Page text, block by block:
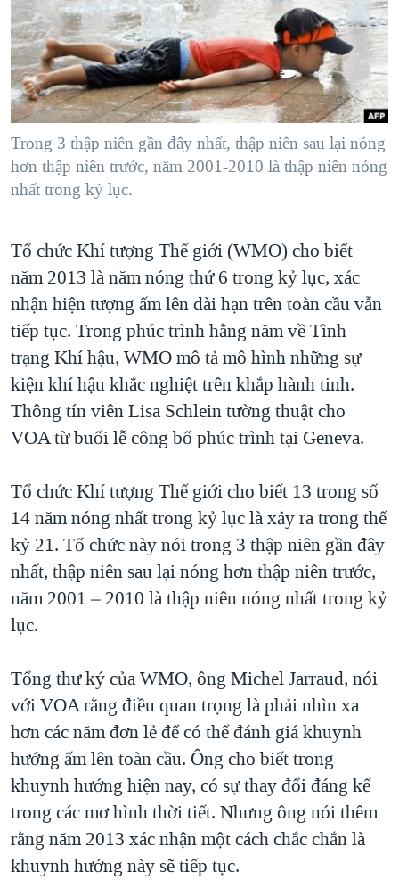
"Tìm"NGƯỜI VIỆT HẢI NGOẠI
ĐỜI SỐNG
KINH TẾ
KHOA HỌC
SỨC KHOẺ
VĂN HOÁ
GIÁO DỤC
HÀNH TRÌNH BẦU CỬ 2024
MỘT NĂM CHIẾN TRANH TẠI DẢI GAZA
GIẢI MÃ VÀNH ĐAI & CON ĐƯỜNG
TRỊNH VĨNH BÌNH - NGƯỜI HẠ 'BÊN THẮNG CUỘC'
GROUND ZERO – XƯA VÀ NAY
CÁC GIÁ TRỊ CỘNG HÒA Ở VIỆT NAM
THƯỢNG ĐỈNH TRUMP-KIM TẠI VIỆT NAM
TRỊNH VĨNH BÌNH VS. CHÍNH PHỦ VIỆT NAM
NGƯ DÂN VIỆT VÀ LÀN SÓNG TRỘM HẢI SÂM
BÊN KIA QUỐC LỘ: TIẾNG VỌNG TỪ NÔNG THÔN MỸ
QUAN HỆ VIỆT MỸ
VIDEO
NGHE
MẠNG XÃ HỘI
Ngôn ngữ khác
Trong 3 thập niên gần đây nhất, thập niên sau lại nóng
hơn thập niên trước, năm 2001-2010 là thập niên nóng
nhất trong kỷ lục.
Tổ chức Khí tượng Thế giới (WMO) cho biết
năm 2013 là năm nóng thứ 6 trong kỷ lục, xác
nhận hiện tượng ấm lên dài hạn trên toàn cầu vẫn
tiếp tục. Trong phúc trình hằng năm về Tình
trạng Khí hậu, WMO mô tả mô hình những sự
kiện khí hậu khắc nghiệt trên khắp hành tinh.
Thông tín viên Lisa Schlein tường thuật cho
VOA từ buổi lễ công bố phúc trình tại Geneva.
Tổ chức Khí tượng Thế giới cho biết 13 trong số
14 năm nóng nhất trong kỷ lục là xảy ra trong thế
kỷ 21. Tổ chức này nói trong 3 thập niên gần đây
nhất, thập niên sau lại nóng hơn thập niên trước,
năm 2001 – 2010 là thập niên nóng nhất trong kỷ
lục.
Tổng thư ký của WMO, ông Michel Jarraud, nói
với VOA rằng điều quan trọng là phải nhìn xa
hơn các năm đơn lẻ để có thể đánh giá khuynh
hướng ấm lên toàn cầu. Ông cho biết trong
khuynh hướng hiện nay, có sự thay đổi đáng kể
trong các mơ hình thời tiết. Nhưng ông nói thêm
rằng năm 2013 xác nhận một cách chắc chắn là
khuynh hướng này sẽ tiếp tục.